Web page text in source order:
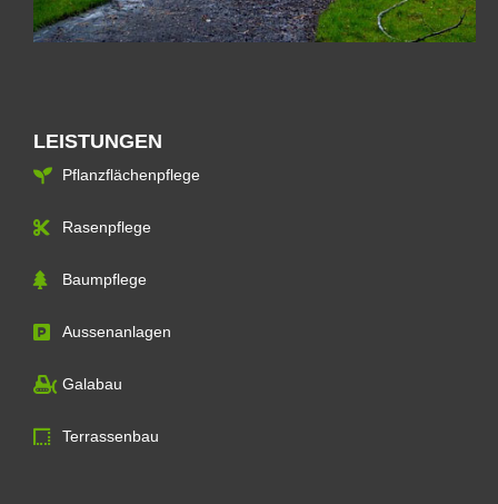
LEISTUNGEN
Pflanzflächenpflege
Rasenpflege
Baumpflege
Aussenanlagen
Galabau
Terrassenbau